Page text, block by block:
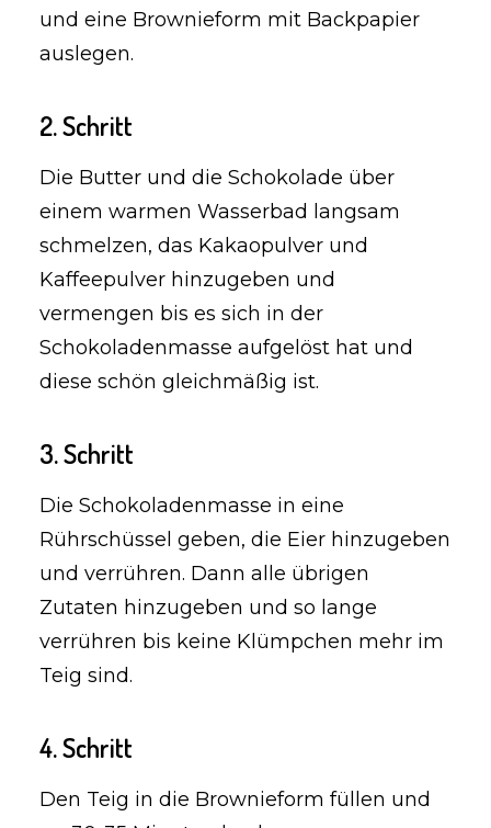
und eine Brownieform mit Backpapier
auslegen.
2. Schritt
Die Butter und die Schokolade über
einem warmen Wasserbad langsam
schmelzen, das Kakaopulver und
Kaffeepulver hinzugeben und
vermengen bis es sich in der
Schokoladenmasse aufgelöst hat und
diese schön gleichmäßig ist.
3. Schritt
Die Schokoladenmasse in eine
Rührschüssel geben, die Eier hinzugeben
und verrühren. Dann alle übrigen
Zutaten hinzugeben und so lange
verrühren bis keine Klümpchen mehr im
Teig sind.
4. Schritt
Den Teig in die Brownieform füllen und